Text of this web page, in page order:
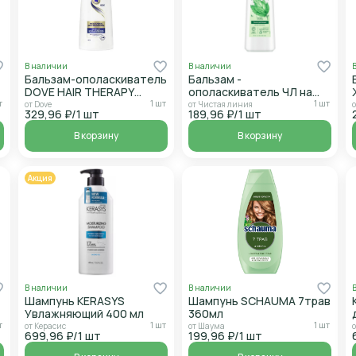
В наличии
Бальзам-ополаскиватель
DOVE HAIR THERAPY
интенсивное
восстановление 350 мл
от Dove 1 шт
329,96 ₽/1 шт
В корзину
В наличии
Бальзам -
ополаскиватель ЧЛ на
отваре лечебных трав
крапива д/всех типов
волос 350 мл
от Чистая линия 1 шт
189,96 ₽/1 шт
В корзину
Акция
В наличии
Шампунь KERASYS
Увлажняющий 400 мл
от Керасис 1 шт
699,96 ₽/1 шт
В наличии
Шампунь SCHAUMA 7трав
360мл
от Шаума 1 шт
199,96 ₽/1 шт